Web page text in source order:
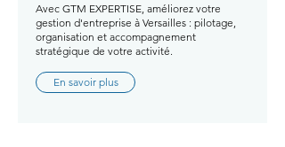
Avec GTM EXPERTISE, améliorez votre
gestion d'entreprise à Versailles : pilotage,
organisation et accompagnement
stratégique de votre activité.
En savoir plus